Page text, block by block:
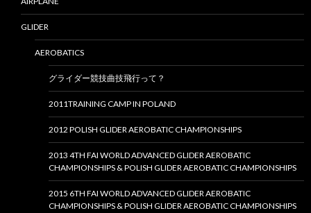
GLIDER
AEROBATICS
グライダー競技曲技飛行って？
2011TRAINING CAMP IN POLAND
2012 POLISH GLIDER AEROBATIC CHAMPIONSHIPS
2013 4TH FAI WORLD ADVANCED GLIDER AEROBATIC
CHAMPIONSHIPS & POLISH GLIDER AEROBATIC CHAMPIONSHIPS
2015 6TH FAI WORLD ADVANCED GLIDER AEROBATIC
CHAMPIONSHIPS & POLISH GLIDER AEROBATIC CHAMPIONSHIPS